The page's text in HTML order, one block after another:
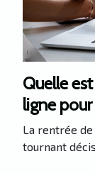
Quelle
ligne
La rentrée
tournant